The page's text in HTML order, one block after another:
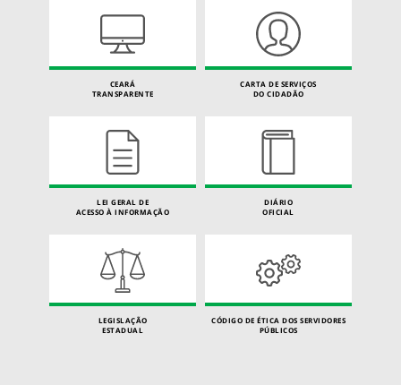
CEARÁ
TRANSPARENTE
CARTA DE SERVIÇOS
DO CIDADÃO
LEI GERAL DE
ACESSO À INFORMAÇÃO
DIÁRIO
OFICIAL
LEGISLAÇÃO
ESTADUAL
CÓDIGO DE ÉTICA DOS SERVIDORES
PÚBLICOS